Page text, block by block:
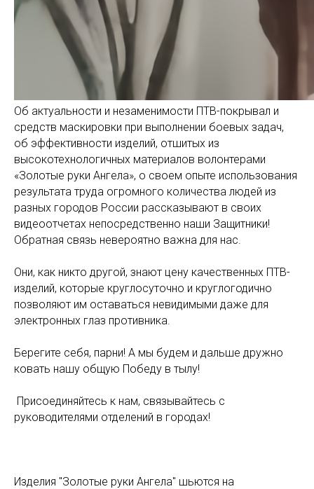
Об актуальности и незаменимости ПТВ-покрывал и
средств маскировки при выполнении боевых задач,
об эффективности изделий, отшитых из
высокотехнологичных материалов волонтерами
«Золотые руки Ангела», о своем опыте использования
результата труда огромного количества людей из
разных городов России рассказывают в своих
видеоотчетах непосредственно наши Защитники!
Обратная связь невероятно важна для нас.
Они, как никто другой, знают цену качественных ПТВ-
изделий, которые круглосуточно и круглогодично
позволяют им оставаться невидимыми даже для
электронных глаз противника.
Берегите себя, парни! А мы будем и дальше дружно
ковать нашу общую Победу в тылу!
️ Присоединяйтесь к нам, связывайтесь с
руководителями отделений в городах!
Изделия "Золотые руки Ангела" шьются на